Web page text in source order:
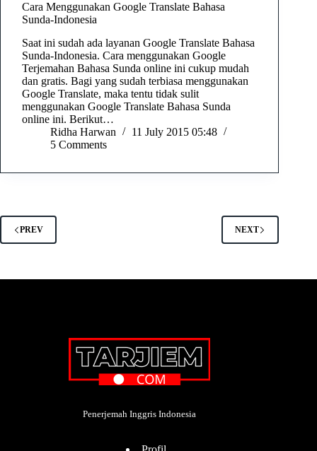
Cara Menggunakan Google Translate Bahasa
Sunda-Indonesia
Saat ini sudah ada layanan Google Translate Bahasa
Sunda-Indonesia. Cara menggunakan Google
Terjemahan Bahasa Sunda online ini cukup mudah
dan gratis. Bagi yang sudah terbiasa menggunakan
Google Translate, maka tentu tidak sulit
menggunakan Google Translate Bahasa Sunda
online ini. Berikut…
Ridha Harwan
11 July 2015 05:48
5 Comments
PREV NEXT
Penerjemah Inggris Indonesia